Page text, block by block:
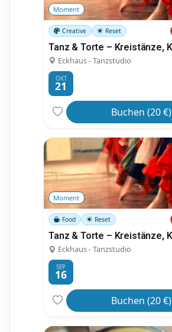
Moment
Creative Reset
Eckhaus - Tanzstudio
OKT
21
Buchen (20 €)
Moment
Food Reset
Eckhaus - Tanzstudio
SEP
16
Buchen (20 €)